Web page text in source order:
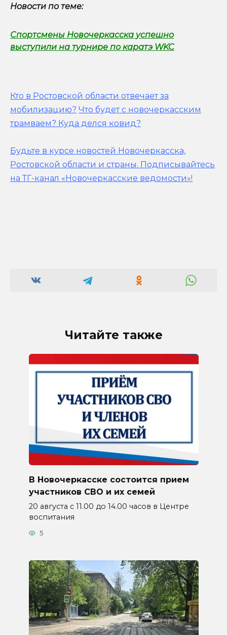
Новости по теме:
Спортсмены Новочеркасска успешно
выступили на турнире по каратэ WKC
Кто в Ростовской области отвечает за
мобилизацию? Что будет с новочеркасским
трамваем? Куда делся ковид?
Будьте в курсе новостей Новочеркасска,
Ростовской области и страны. Подписывайтесь
на ТГ-канал «Новочеркасские ведомости»!
Читайте также
В Новочеркасске состоится прием
участников СВО и их семей
20 августа с 11.00 до 14.00 часов в Центре
воспитания
5